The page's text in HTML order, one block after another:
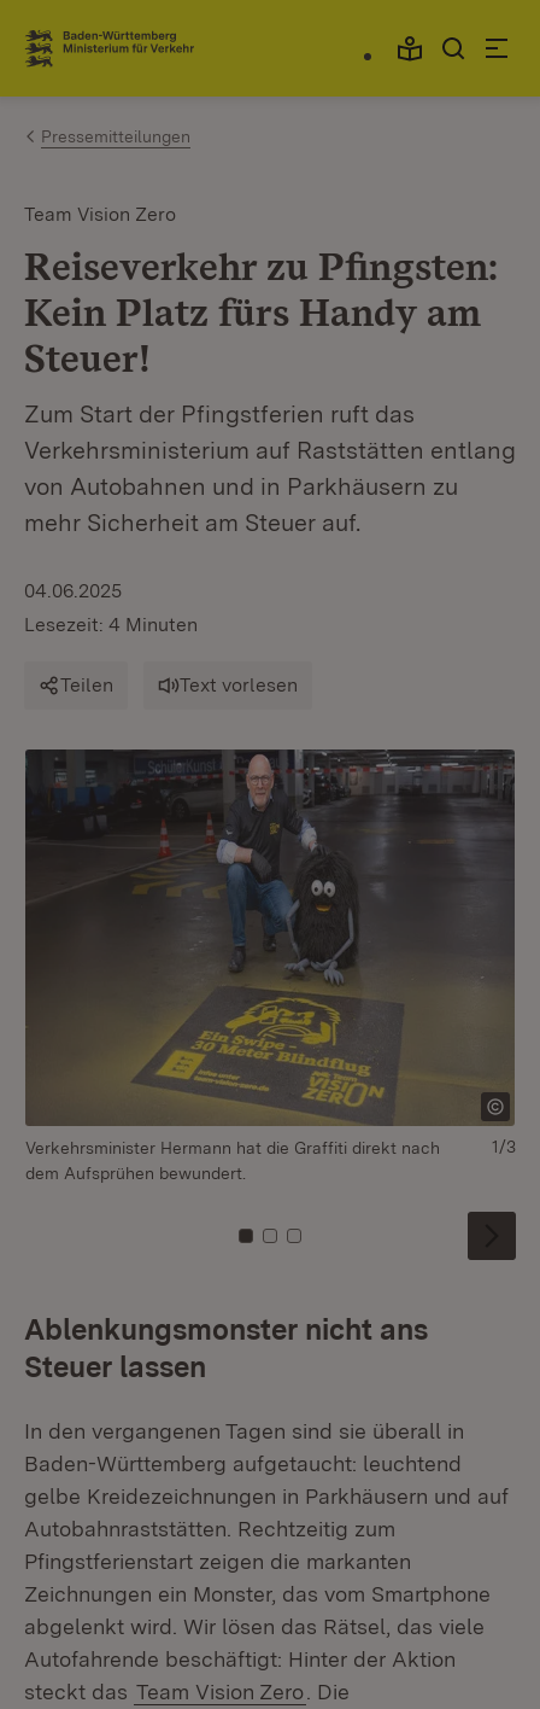
Zum Inhalt springen
Link zur Startseite
Pressemitteilungen
Team Vision Zero
Reiseverkehr zu Pfingsten:
Kein Platz fürs Handy am
Steuer!
Zum Start der Pfingstferien ruft das
Verkehrsministerium auf Raststätten entlang
von Autobahnen und in Parkhäusern zu
mehr Sicherheit am Steuer auf.
04.06.2025
Lesezeit: 4 Minuten
Teilen Text vorlesen
Verkehrsminister Hermann hat die Graffiti direkt nach
dem Aufsprühen bewundert.
Zu Kachel: 0
Zu Kachel: 1
Zu Kachel: 2
1/3
Ablenkungsmonster nicht ans
Steuer lassen
In den vergangenen Tagen sind sie überall in
Baden-Württemberg aufgetaucht: leuchtend
gelbe Kreidezeichnungen in Parkhäusern und auf
Autobahnraststätten. Rechtzeitig zum
Pfingstferienstart zeigen die markanten
Zeichnungen ein Monster, das vom Smartphone
abgelenkt wird. Wir lösen das Rätsel, das viele
Autofahrende beschäftigt: Hinter der Aktion
steckt das Team Vision Zero . Die